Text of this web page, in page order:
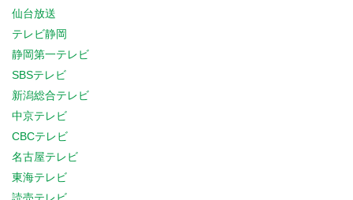
仙台放送
テレビ静岡
静岡第一テレビ
SBSテレビ
新潟総合テレビ
中京テレビ
CBCテレビ
名古屋テレビ
東海テレビ